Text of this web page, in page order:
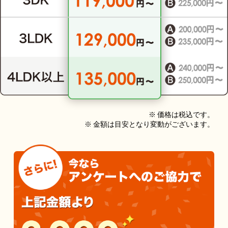
※ 価格は税込です。
※ 金額は目安となり変動がございます。